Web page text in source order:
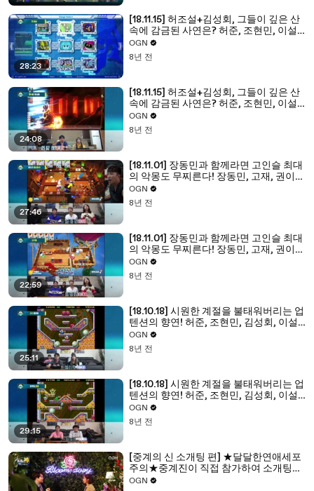
28:23
[18.11.15] 허조설+김성회, 그들이 깊은 산
속에 감금된 사연은? 허준, 조현민, 이설,
김성회 (메가맨11) (1/2) - 켠김에 왕까지
2018 16화
OGN
8년 전
24:08
[18.11.15] 허조설+김성회, 그들이 깊은 산
속에 감금된 사연은? 허준, 조현민, 이설,
김성회 (메가맨11) (2/2) - 켠김에 왕까지
2018 16화
OGN
8년 전
27:46
[18.11.01] 장동민과 함께라면 고인슬 최대
의 악몽도 무찌른다! 장동민, 고재, 권이
슬, 인트, 김영준(오버쿡드2) (2/2) - 켠김
에 왕까지 2018 15화
OGN
8년 전
22:59
[18.11.01] 장동민과 함께라면 고인슬 최대
의 악몽도 무찌른다! 장동민, 고재, 권이
슬, 인트, 김영준(오버쿡드2) (1/2) - 켠김
에 왕까지 2018 15화
OGN
8년 전
25:11
[18.10.18] 시원한 계절을 불태워버리는 업
텐션의 향연! 허준, 조현민, 김성회, 이설
(스노우 브로스) (1/2) - 켠김에 왕까지
2018 14화
OGN
8년 전
29:15
[18.10.18] 시원한 계절을 불태워버리는 업
텐션의 향연! 허준, 조현민, 김성회, 이설
(스노우 브로스) (2/2) - 켠김에 왕까지
2018 14화
OGN
8년 전
[중계의 신 소개팅 편] ★달달한연애세포
주의★중계진이 직접 참가하여 소개팅남
이 되어보는 소개팅중계
OGN